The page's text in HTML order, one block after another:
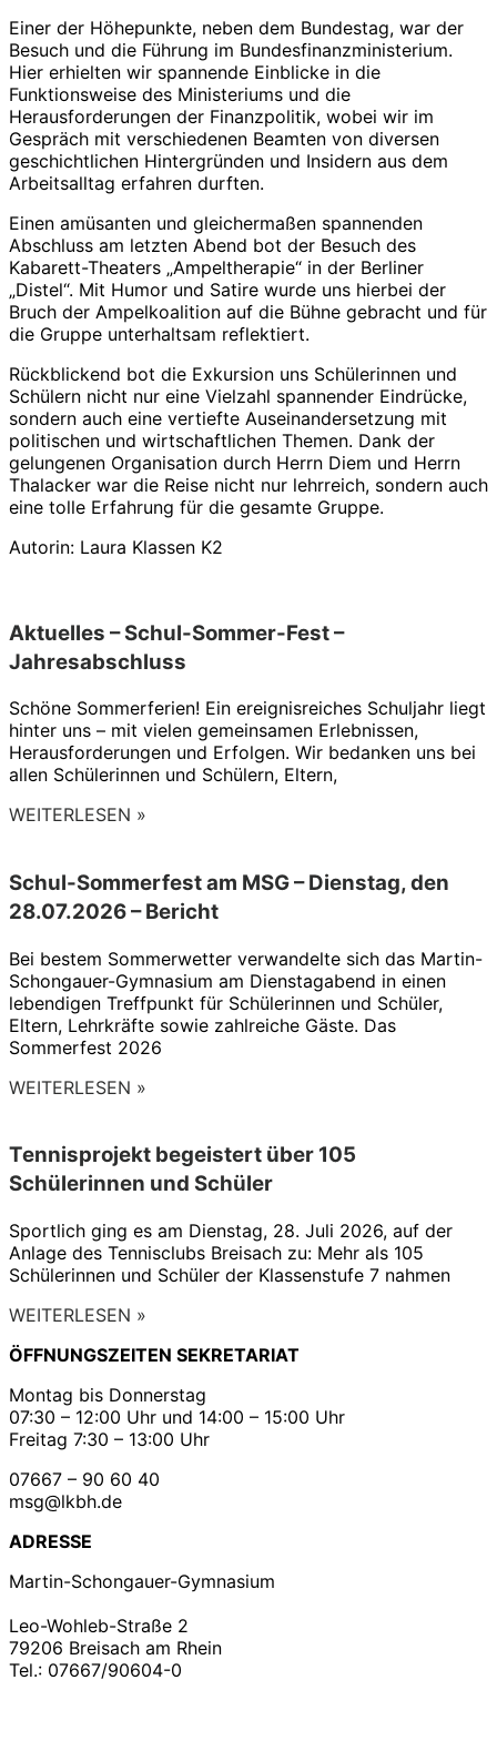
Einer der Höhepunkte, neben dem Bundestag, war der
Besuch und die Führung im Bundesfinanzministerium.
Hier erhielten wir spannende Einblicke in die
Funktionsweise des Ministeriums und die
Herausforderungen der Finanzpolitik, wobei wir im
Gespräch mit verschiedenen Beamten von diversen
geschichtlichen Hintergründen und Insidern aus dem
Arbeitsalltag erfahren durften.
Einen amüsanten und gleichermaßen spannenden
Abschluss am letzten Abend bot der Besuch des
Kabarett-Theaters „Ampeltherapie“ in der Berliner
„Distel“. Mit Humor und Satire wurde uns hierbei der
Bruch der Ampelkoalition auf die Bühne gebracht und für
die Gruppe unterhaltsam reflektiert.
Rückblickend bot die Exkursion uns Schülerinnen und
Schülern nicht nur eine Vielzahl spannender Eindrücke,
sondern auch eine vertiefte Auseinandersetzung mit
politischen und wirtschaftlichen Themen. Dank der
gelungenen Organisation durch Herrn Diem und Herrn
Thalacker war die Reise nicht nur lehrreich, sondern auch
eine tolle Erfahrung für die gesamte Gruppe.
Autorin: Laura Klassen K2
Aktuelles – Schul-Sommer-Fest –
Jahresabschluss
Schöne Sommerferien! Ein ereignisreiches Schuljahr liegt
hinter uns – mit vielen gemeinsamen Erlebnissen,
Herausforderungen und Erfolgen. Wir bedanken uns bei
allen Schülerinnen und Schülern, Eltern,
WEITERLESEN »
Schul-Sommerfest am MSG – Dienstag, den
28.07.2026 – Bericht
Bei bestem Sommerwetter verwandelte sich das Martin-
Schongauer-Gymnasium am Dienstagabend in einen
lebendigen Treffpunkt für Schülerinnen und Schüler,
Eltern, Lehrkräfte sowie zahlreiche Gäste. Das
Sommerfest 2026
WEITERLESEN »
Tennisprojekt begeistert über 105
Schülerinnen und Schüler
Sportlich ging es am Dienstag, 28. Juli 2026, auf der
Anlage des Tennisclubs Breisach zu: Mehr als 105
Schülerinnen und Schüler der Klassenstufe 7 nahmen
WEITERLESEN »
ÖFFNUNGSZEITEN SEKRETARIAT
Montag bis Donnerstag
07:30 – 12:00 Uhr und 14:00 – 15:00 Uhr
Freitag 7:30 – 13:00 Uhr
07667 – 90 60 40
msg@lkbh.de
ADRESSE
Martin-Schongauer-Gymnasium
Leo-Wohleb-Straße 2
79206 Breisach am Rhein
Tel.: 07667/90604-0